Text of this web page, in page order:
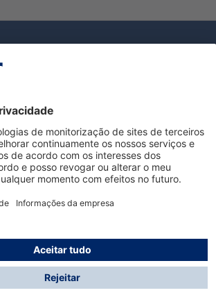
ao Cliente Dräger
Lda, 2024
excl. IVA mais
entrega, se não for indicado o